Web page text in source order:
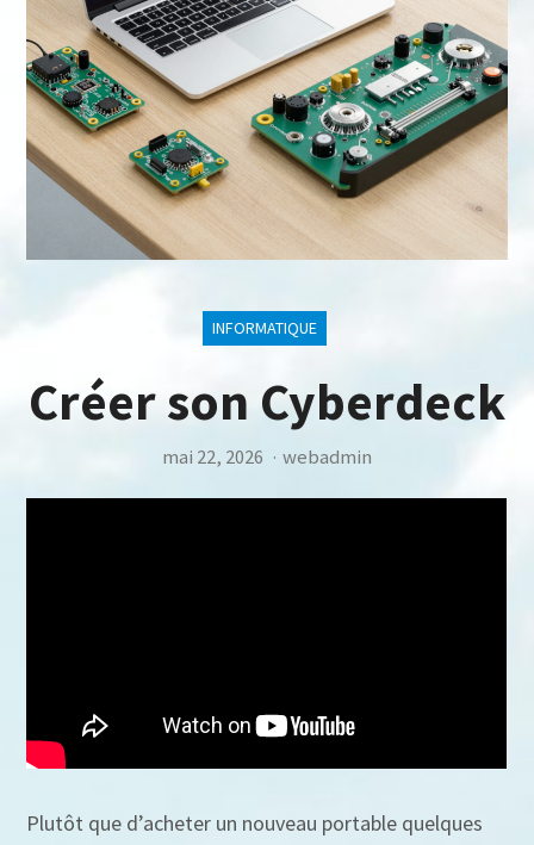
INFORMATIQUE
Créer son Cyberdeck
mai 22, 2026 · webadmin
Plutôt que d’acheter un nouveau portable quelques